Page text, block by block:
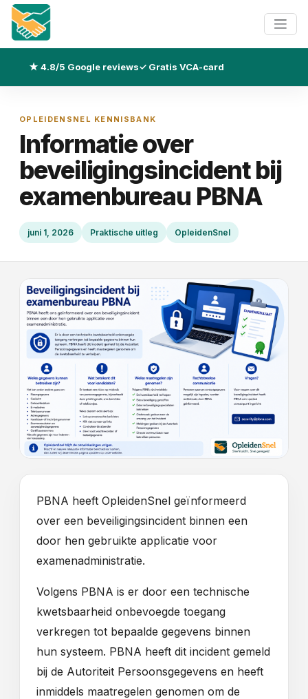
★ 4.8/5 Google reviews✓ Gratis VCA-card
OPLEIDENSNEL KENNISBANK
Informatie over
beveiligingsincident bij
examenbureau PBNA
juni 1, 2026 Praktische uitleg OpleidenSnel
PBNA heeft OpleidenSnel geïnformeerd
over een beveiligingsincident binnen een
door hen gebruikte applicatie voor
examenadministratie.
Volgens PBNA is er door een technische
kwetsbaarheid onbevoegde toegang
verkregen tot bepaalde gegevens binnen
hun systeem. PBNA heeft dit incident gemeld
bij de Autoriteit Persoonsgegevens en heeft
inmiddels maatregelen genomen om de